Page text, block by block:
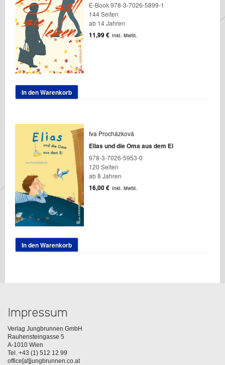
E-Book 978-3-7026-5899-1
144 Seiten
ab 14 Jahren
11,99€ inkl. MwSt.
In den Warenkorb
Iva Procházková
Elias und die Oma aus dem Ei
978-3-7026-5953-0
120 Seiten
ab 8 Jahren
16,00€ inkl. MwSt.
In den Warenkorb
Impressum
Verlag Jungbrunnen GmbH
Rauhensteingasse 5
A-1010 Wien
Tel. +43 (1) 512 12 99
office[at]jungbrunnen.co.at